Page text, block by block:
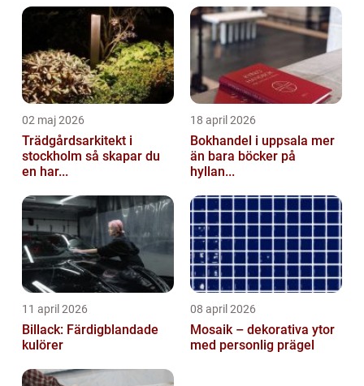
02 maj 2026
Trädgårdsarkitekt i
stockholm så skapar du
en har...
18 april 2026
Bokhandel i uppsala mer
än bara böcker på
hyllan...
11 april 2026
Billack: Färdigblandade
kulörer
08 april 2026
Mosaik – dekorativa ytor
med personlig prägel